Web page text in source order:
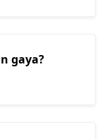
gaya?